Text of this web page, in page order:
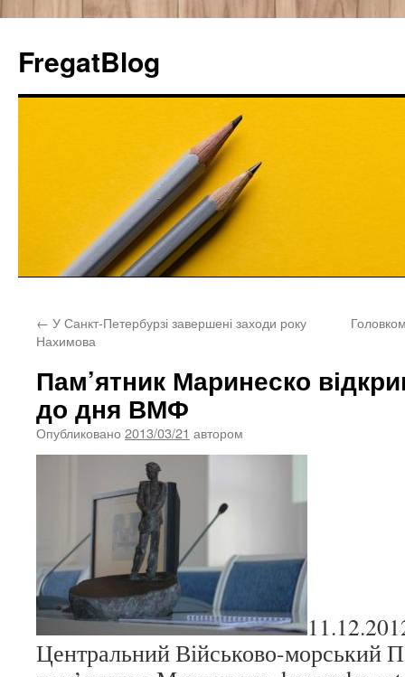
FregatBlog
← У Санкт-Петербурзі завершені заходи року
Нахимова
Пам’ятник Маринеско
до дня ВМФ
Опубликовано 2013/03/21 автором
Центральний Військово-морський